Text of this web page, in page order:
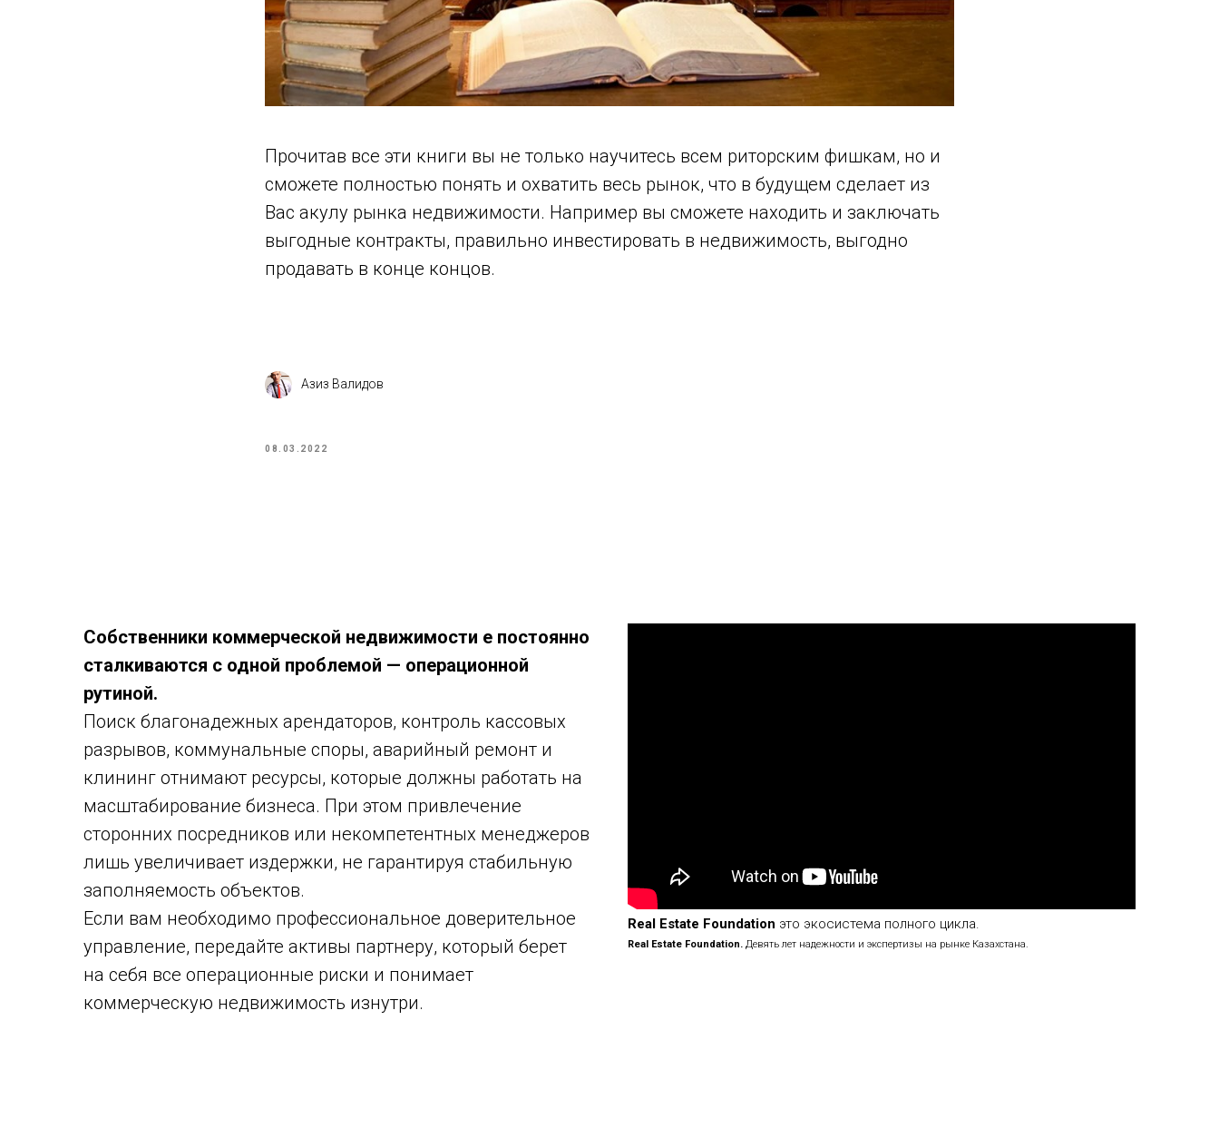
Прочитав все эти книги вы не только научитесь всем риторским фишкам, но и
сможете полностью понять и охватить весь рынок, что в будущем сделает из
Вас акулу рынка недвижимости. Например вы сможете находить и заключать
выгодные контракты, правильно инвестировать в недвижимость, выгодно
продавать в конце концов.
Азиз Валидов
08.03.2022
Собственники коммерческой недвижимости е постоянно
сталкиваются с одной проблемой — операционной
рутиной.
Поиск благонадежных арендаторов, контроль кассовых
разрывов, коммунальные споры, аварийный ремонт и
клининг отнимают ресурсы, которые должны работать на
масштабирование бизнеса. При этом привлечение
сторонних посредников или некомпетентных менеджеров
лишь увеличивает издержки, не гарантируя стабильную
заполняемость объектов.
Если вам необходимо профессиональное доверительное
управление, передайте активы партнеру, который берет
на себя все операционные риски и понимает
коммерческую недвижимость изнутри.
Real Estate Foundation это экосистема полного цикла.
Real Estate Foundation. Девять лет надежности и экспертизы на рынке Казахстана.